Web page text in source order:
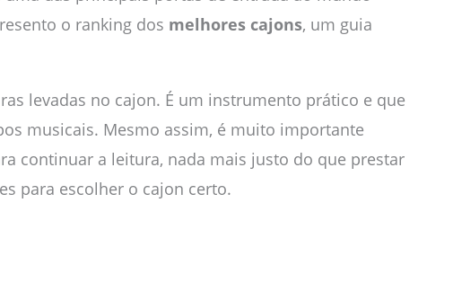
o ranking dos melhores cajons, um guia
levadas no cajon. É um instrumento prático e que
musicais. Mesmo assim, é muito importante
continuar a leitura, nada mais justo do que prestar
para escolher o cajon certo.